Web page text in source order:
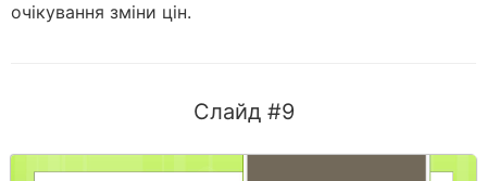
очікування зміни цін.
Слайд #9